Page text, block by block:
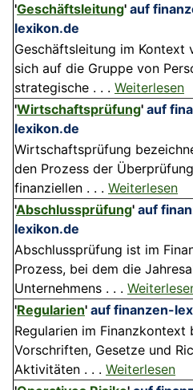
'Geschäftsleitung' auf
lexikon.de
Geschäftsleitung im Kontext
sich auf die Gruppe von
strategische . . . Weiterlesen
'Wirtschaftsprüfung' auf
lexikon.de
Wirtschaftsprüfung
den Prozess der
finanziellen . . . Weiterlesen
'Abschlussprüfung' auf
lexikon.de
Abschlussprüfung ist im
Prozess, bei dem die
Unternehmens . . .
'Regularien' auf finanzen-
Regularien im Finanzkontext
Vorschriften, Gesetze und
Aktivitäten . . . Weiterlesen